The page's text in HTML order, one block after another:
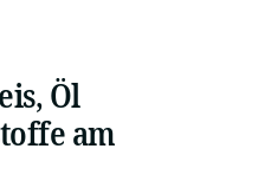
Öl
am